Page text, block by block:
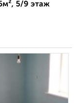
5/9 этаж